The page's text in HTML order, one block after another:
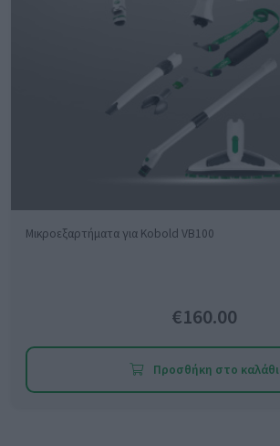
Μικροεξαρτήματα για Kobold VB100
€160.00
Προσθήκη στο καλάθι